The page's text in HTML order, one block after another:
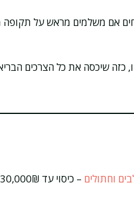
אם משלמים מראש על תקופה
כזה שיכסה את כל הצרכים
וחתולים